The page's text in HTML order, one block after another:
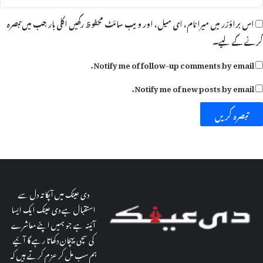
ر
ہ
ے
اس براؤزر میں میرا نام، ای میل، اور ویب سائٹ محفوظ رکھیں اگلی بار جب میں تبصرہ
کرنے کےلیے۔
Notify me of follow-up comments by email.
Notify me of new posts by email.
دی عینک میں آپکا تہ دل سے
استقبال ہے دی عینک ایک ایسا
آئینہ ہے جو ہمیں اپنے معاشرے
کی سچی پہچان دکھاتا رہے گا آئیے
ہم سب مل کر عزم کرتے ہیں کہ